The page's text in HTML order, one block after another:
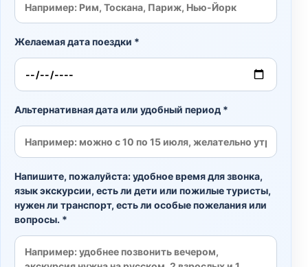
Желаемая дата поездки *
Альтернативная дата или удобный период *
Напишите, пожалуйста: удобное время для звонка,
язык экскурсии, есть ли дети или пожилые туристы,
нужен ли транспорт, есть ли особые пожелания или
вопросы. *